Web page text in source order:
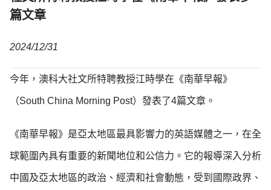
篇文章
2024/12/31
今年，澳科大社文所特聘教授江時學在《南華早報》
（South China Morning Post）發表了4篇文章。
《南華早報》是亞太地區最具影響力的英語媒體之一，在全
球範圍內具有重要的新聞地位和公信力。它的報導深入分析
中國及亞太地區的政治、經濟和社會動態，受到國際政界、